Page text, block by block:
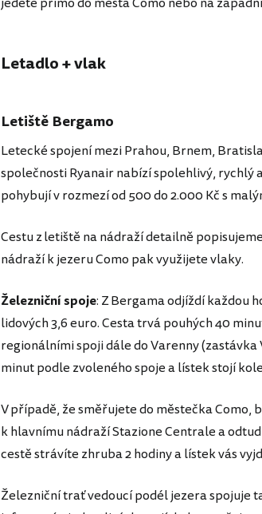
Letadlo + vlak
Letiště Bergamo
Letecké spojení mezi Prahou, Brnem,
společnosti Ryanair nabízí spolehlivý, rychlý
pohybují v rozmezí od 500 do 2.000 Kč s
Cestu z letiště na nádraží detailně
nádraží k jezeru Como pak využijete vlaky.
Železniční spoje: Z Bergama odjíždí každou
lidových 3,6 euro. Cesta trvá pouhých 40
regionálními spoji dále do Varenny
minut podle zvoleného spoje a lístek stojí
V případě, že směřujete do městečka
k hlavnímu nádraží Stazione Centrale a
cestě strávíte zhruba 2 hodiny a lístek vás
Železniční trať vedoucí podél jezera spojuje